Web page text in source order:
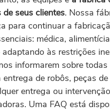
seus clientes. Nossa
para continuar a
médica,
às restrições
informarem sobre
de robôs, peças
entrega ou
Uma FAQ está